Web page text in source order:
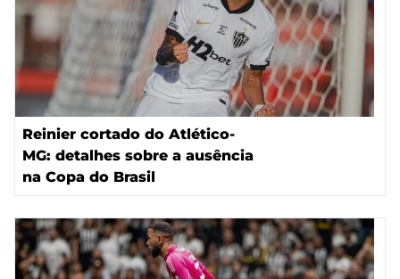
Reinier cortado do Atlético-
MG: detalhes sobre a ausência
na Copa do Brasil